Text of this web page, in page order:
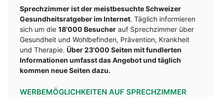
Sprechzimmer ist der meistbesuchte Schweizer
Gesundheitsratgeber im Internet. Täglich informieren
sich um die 18'000 Besucher auf Sprechzimmer über
Gesundheit und Wohlbefinden, Prävention, Krankheit
und Therapie. Über 23'000 Seiten mit fundlerten
Informationen umfasst das Angebot und täglich
kommen neue Seiten dazu.
WERBEMÖGLICHKEITEN AUF SPRECHZIMMER